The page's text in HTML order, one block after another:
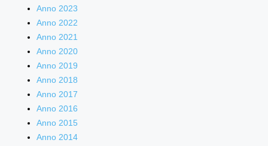
Anno 2023
Anno 2022
Anno 2021
Anno 2020
Anno 2019
Anno 2018
Anno 2017
Anno 2016
Anno 2015
Anno 2014